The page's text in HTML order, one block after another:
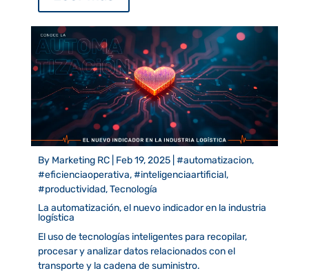
By Marketing RC Feb 19, 2025| #automatizacion,
#eficienciaoperativa, #inteligenciaartificial,
#productividad, Tecnología
La automatización, el nuevo indicador en la industria
logística
El uso de tecnologías inteligentes para recopilar,
procesar y analizar datos relacionados con el
transporte y la cadena de suministro.